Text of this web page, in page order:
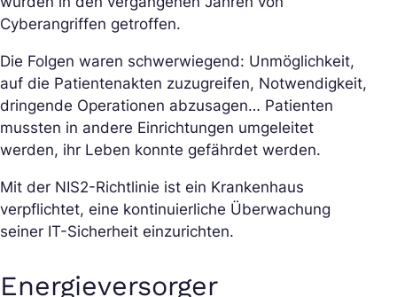
Cyberangriffen getroffen.
Die Folgen waren schwerwiegend: Unmöglichkeit,
auf die Patientenakten zuzugreifen, Notwendigkeit,
dringende Operationen abzusagen… Patienten
mussten in andere Einrichtungen umgeleitet
werden, ihr Leben konnte gefährdet werden.
Mit der NIS2-Richtlinie ist ein Krankenhaus
verpflichtet, eine kontinuierliche Überwachung
seiner IT-Sicherheit einzurichten.
Energieversorger